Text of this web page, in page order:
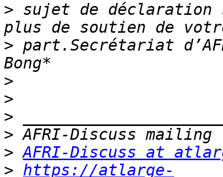
> sujet de
> part.Secrétariat
>
>
>
>
> AFRI-Discuss at
> https://atlarge-